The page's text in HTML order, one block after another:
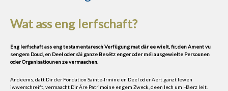
Wat ass eng Ierfschaft?
Eng Ierfschaft ass eng testamentaresch Verfügung mat där ee wielt, fir, den Ament vu
sengem Doud, en Deel oder säi ganze Besëtz enger oder méi ausgewielte Persounen
oder Organisatiounen ze vermaachen.
Andeems, datt Dir der Fondation Sainte-Irmine en Deel oder Äert ganzt Iewen
iwwerschreift, vermaacht Dir Äre Patrimoine engem Zweck, deen Iech um Häerz leit.